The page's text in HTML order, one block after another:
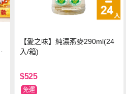
【愛之味】純濃燕麥290ml(24
入/箱)
$525
免運